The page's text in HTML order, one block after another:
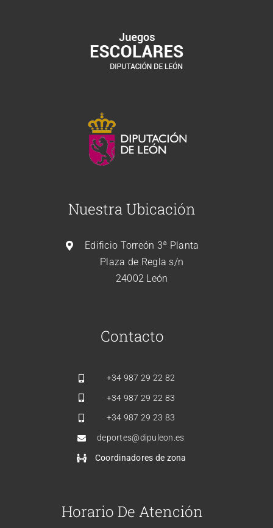
Nuestra Ubicación
Edificio Torreón 3ª Planta
Plaza de Regla s/n
24002 León
Contacto
+34 987 29 22 82
+34 987 29 22 83
+34 987 29 23 83
deportes@dipuleon.es
Coordinadores de zona
Horario De Atención